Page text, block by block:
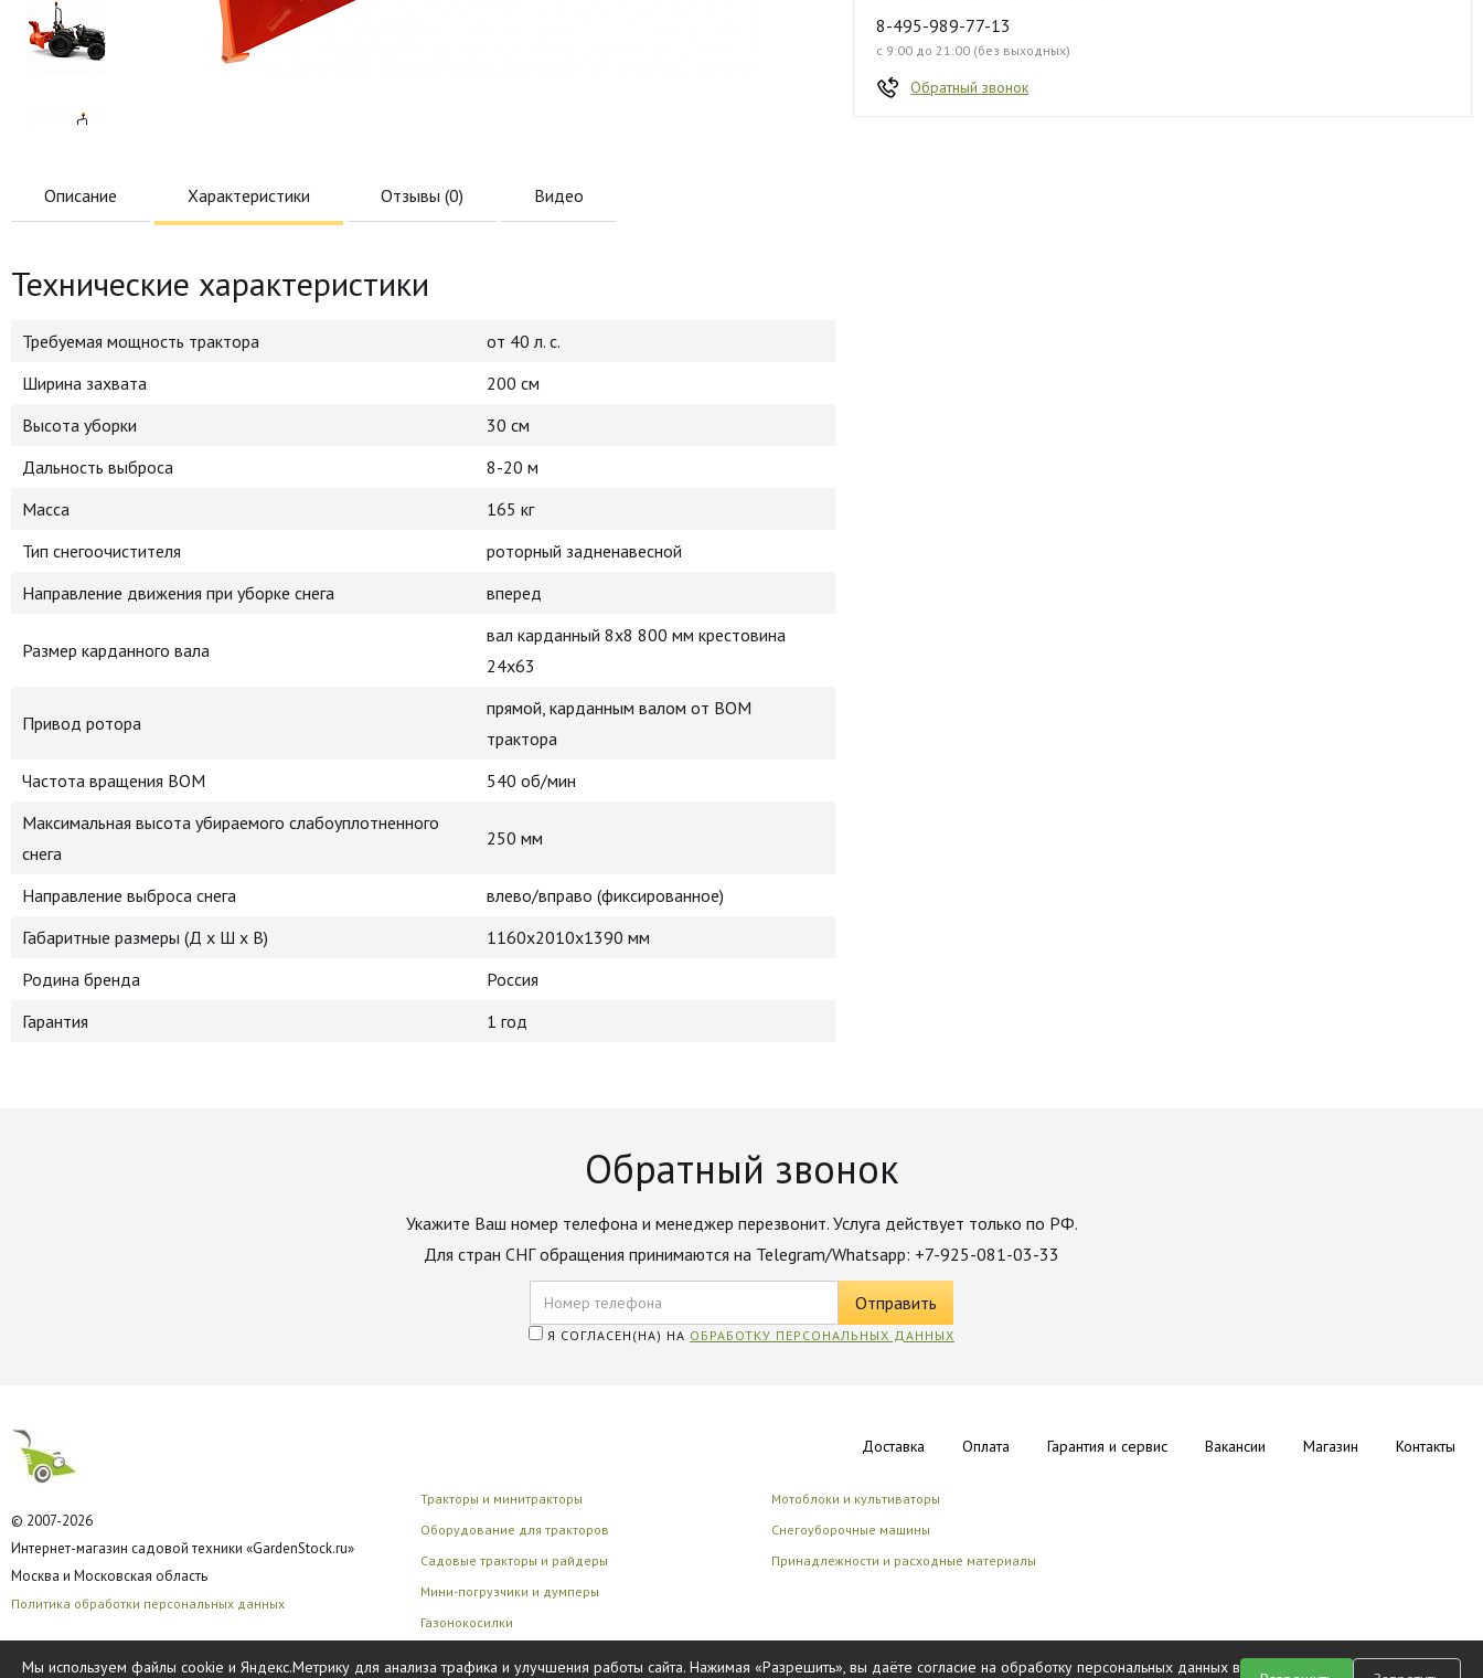
8-495-989-77-13
с 9:00 до 21:00 (без выходных)
Обратный звонок
Описание Характеристики Отзывы (0) Видео
Технические характеристики
Требуемая мощность трактора
от 40 л. с.
Ширина захвата
200 см
Высота уборки
30 см
Дальность выброса
8-20 м
Масса
165 кг
Тип снегоочистителя
роторный задненавесной
Направление движения при уборке снега
вперед
Размер карданного вала
вал карданный 8х8 800 мм крестовина
24х63
Привод ротора
прямой, карданным валом от ВОМ
трактора
Частота вращения ВОМ
540 об/мин
Максимальная высота убираемого слабоуплотненного
снега
250 мм
Направление выброса снега
влево/вправо (фиксированное)
Габаритные размеры (Д х Ш х В)
1160х2010х1390 мм
Родина бренда
Россия
Гарантия
1 год
Обратный звонок
Укажите Ваш номер телефона и менеджер перезвонит. Услуга действует только по РФ.
Для стран СНГ обращения принимаются на Telegram/Whatsapp: +7-925-081-03-33
Я СОГЛАСЕН(НА) НА ОБРАБОТКУ ПЕРСОНАЛЬНЫХ ДАННЫХ
© 2007-2026
Интернет-магазин садовой техники «GardenStock.ru»
Москва и Московская область
Политика обработки персональных данных
Доставка Оплата Гарантия и сервис Вакансии Магазин Контакты
Тракторы и минитракторы
Оборудование для тракторов
Садовые тракторы и райдеры
Мини-погрузчики и думперы
Газонокосилки
Мотоблоки и культиваторы
Снегоуборочные машины
Принадлежности и расходные материалы
Мы используем файлы cookie и Яндекс.Метрику для анализа трафика и улучшения работы сайта. Нажимая «Разрешить», вы даёте согласие на обработку персональных данных в